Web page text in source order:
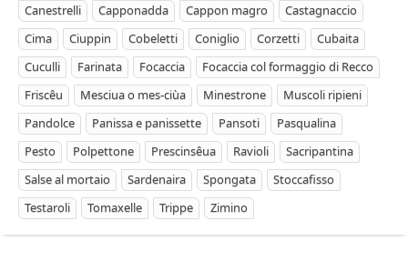
Canestrelli
Capponadda Cappon magro
Castagnaccio
Cima
Ciuppin Cobeletti Coniglio Corzetti
Cubaita
Cuculli
Farinata Focaccia
Focaccia col formaggio di Recco
Friscêu
Mesciua o mes-ciùa Minestrone
Muscoli ripieni
Pandolce
Panissa e panissette Pansoti
Pasqualina
Pesto
Polpettone Prescinsêua Ravioli
Sacripantina
Salse al mortaio
Sardenaira Spongata
Stoccafisso
Testaroli
Tomaxelle Trippe Zimino